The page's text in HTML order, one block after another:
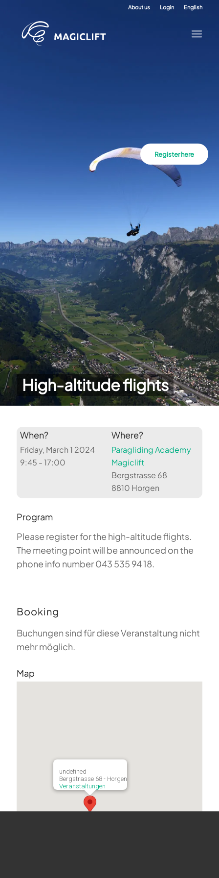
About us Login English
High-altitude flights
Register here
When?
Friday, March 1 2024
9:45 - 17:00
Where?
Paragliding Academy
Magiclift
Bergstrasse 68
8810 Horgen
Program
Please register for the high-altitude flights.
The meeting point will be announced on the
phone info number 043 535 94 18.
Booking
Buchungen sind für diese Veranstaltung nicht
mehr möglich.
Map
undefined
Bergstrasse 68 - Horgen
Veranstaltungen